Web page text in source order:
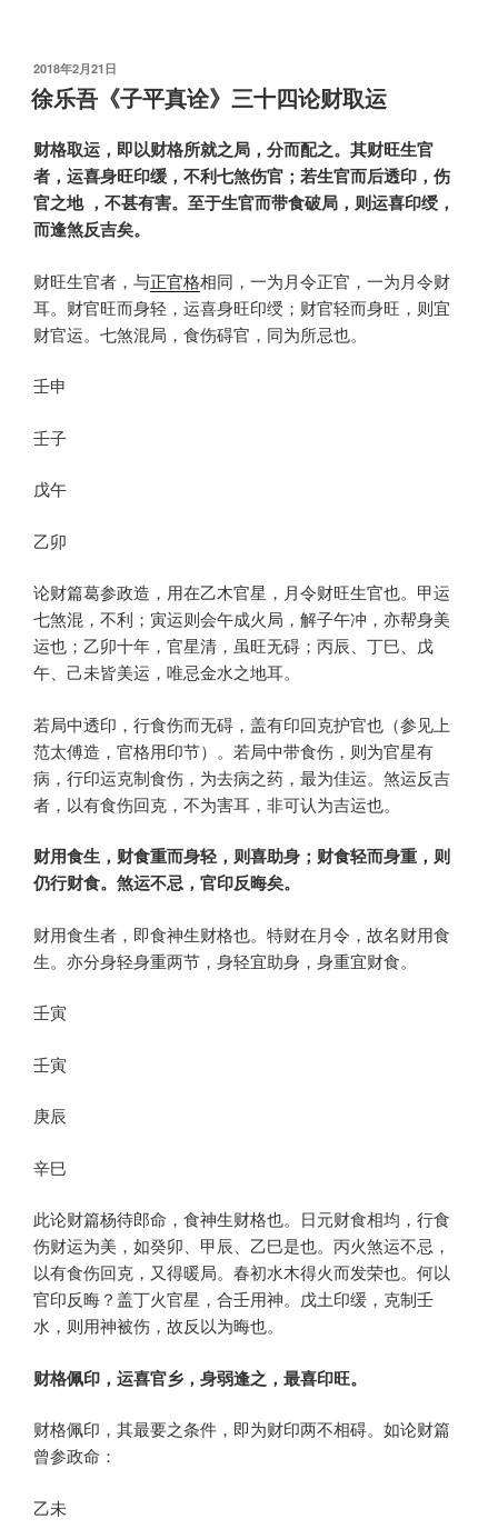
发
布
于
2018年2月21日
徐乐吾《子平真诠》三十四论财取运
财格取运，即以财格所就之局，分而配之。其财旺生官
者，运喜身旺印缓，不利七煞伤官；若生官而后透印，伤
官之地 ，不甚有害。至于生官而带食破局，则运喜印绶，
而逢煞反吉矣。
财旺生官者，与正官格相同，一为月令正官，一为月令财
耳。财官旺而身轻，运喜身旺印绶；财官轻而身旺，则宜
财官运。七煞混局，食伤碍官，同为所忌也。
壬申
壬子
戊午
乙卯
论财篇葛参政造，用在乙木官星，月令财旺生官也。甲运
七煞混，不利；寅运则会午成火局，解子午冲，亦帮身美
运也；乙卯十年，官星清，虽旺无碍；丙辰、丁巳、戊
午、己未皆美运，唯忌金水之地耳。
若局中透印，行食伤而无碍，盖有印回克护官也（参见上
范太傅造，官格用印节）。若局中带食伤，则为官星有
病，行印运克制食伤，为去病之药，最为佳运。煞运反吉
者，以有食伤回克，不为害耳，非可认为吉运也。
财用食生，财食重而身轻，则喜助身；财食轻而身重，则
仍行财食。煞运不忌，官印反晦矣。
财用食生者，即食神生财格也。特财在月令，故名财用食
生。亦分身轻身重两节，身轻宜助身，身重宜财食。
壬寅
壬寅
庚辰
辛巳
此论财篇杨待郎命，食神生财格也。日元财食相均，行食
伤财运为美，如癸卯、甲辰、乙巳是也。丙火煞运不忌，
以有食伤回克，又得暖局。春初水木得火而发荣也。何以
官印反晦？盖丁火官星，合壬用神。戊土印缓，克制壬
水，则用神被伤，故反以为晦也。
财格佩印，运喜官乡，身弱逢之，最喜印旺。
财格佩印，其最要之条件，即为财印两不相碍。如论财篇
曾参政命：
乙未